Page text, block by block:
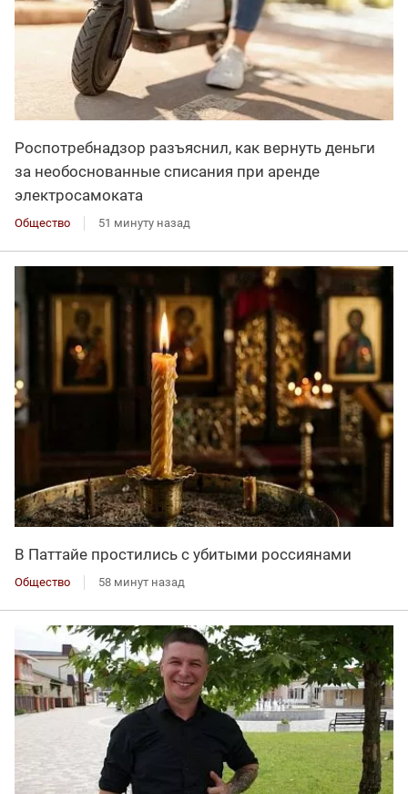
Роспотребнадзор разъяснил, как вернуть деньги
за необоснованные списания при аренде
электросамоката
Общество 51 минуту назад
В Паттайе простились с убитыми россиянами
Общество 58 минут назад